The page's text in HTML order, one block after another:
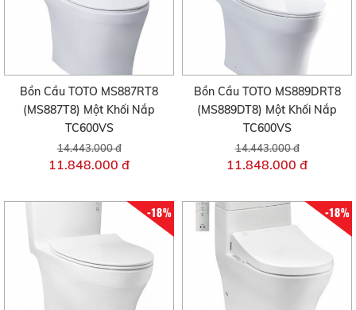
Bồn Cầu TOTO MS887RT8
(MS887T8) Một Khối Nắp
TC600VS
14.443.000 đ
11.848.000 đ
Bồn Cầu TOTO MS889DRT8
(MS889DT8) Một Khối Nắp
TC600VS
14.443.000 đ
11.848.000 đ
-18% -18%